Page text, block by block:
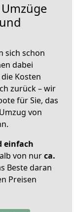
sich schon
dabei
Kosten
zurück – wir
für Sie, das
von
einfach
von nurca.
Beste daran
Preisen